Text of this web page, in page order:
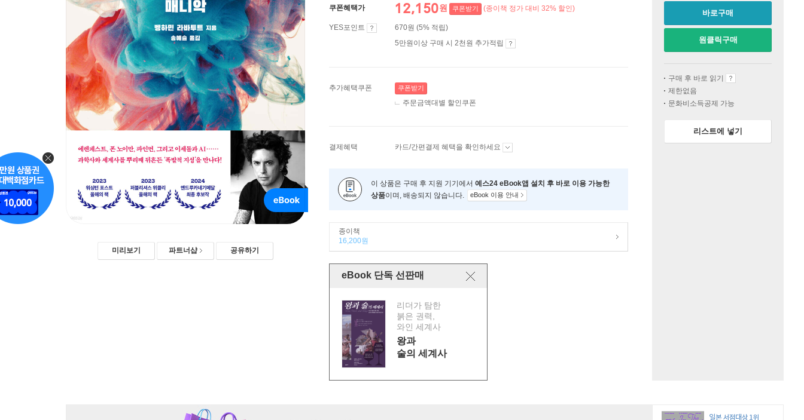
미리보기 파트너샵 공유하기
쿠폰혜택가 12,150원 쿠폰받기 (종이책 정가 대비 32% 할인)
YES포인트
670원 (5% 적립)
5만원이상 구매 시 2천원 추가적립
추가혜택쿠폰 쿠폰받기
주문금액대별 할인쿠폰
결제혜택 카드/간편결제 혜택을 확인하세요
이 상품은 구매 후 지원 기기에서 예스24 eBook앱 설치 후 바로 이용 가능한
상품이며, 배송되지 않습니다. eBook 이용 안내
종이책
16,200원
eBook 단독 선판매
리더가 탐한
붉은 권력,
와인 세계사
왕과
술의 세계사
바로구매
원클릭구매
구매 후 바로 읽기
제한없음
문화비소득공제 가능
리스트에 넣기